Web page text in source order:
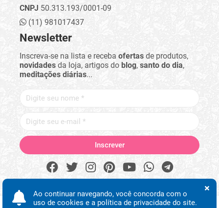
CNPJ50.313.193/0001-09
(11) 981017437
Newsletter
Inscreva-se na lista e receba ofertas de produtos,
novidades da loja, artigos do blog, santo do dia,
meditações diárias...
Ao continuar navegando, você concorda com o
uso de cookies e a política de privacidade do site.